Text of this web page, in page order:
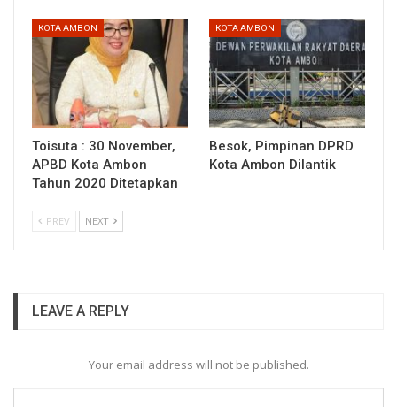
KOTA AMBON
Toisuta : 30 November,
APBD Kota Ambon
Tahun 2020 Ditetapkan
KOTA AMBON
Besok, Pimpinan DPRD
Kota Ambon Dilantik
PREV NEXT
LEAVE A REPLY
Your email address will not be published.